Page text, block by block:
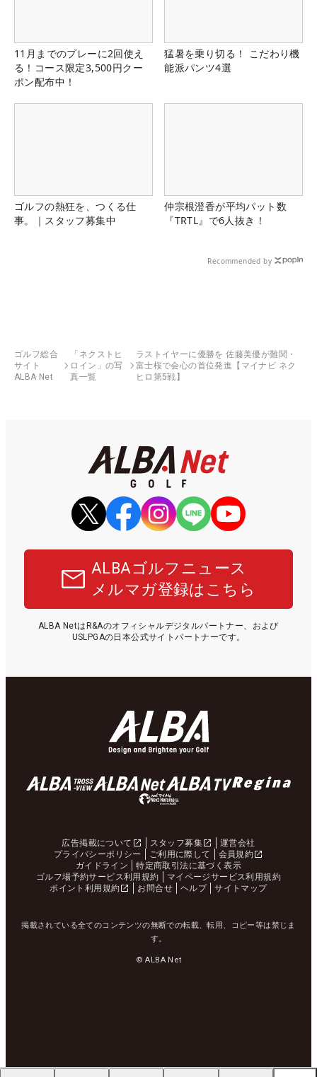
11月までのプレーに2回使え
る！コース限定3,500円クー
ポン配布中！
猛暑を乗り切る！ こだわり機
能派パンツ4選
ゴルフの熱狂を、つくる仕
事。｜スタッフ募集中
仲宗根澄香が平均パット数
『TRTL』で6人抜き！
Recommended by
ゴルフ総合
サイト
ALBA Net
「ネクストヒ
ロイン」の写
真一覧
ラストイヤーに優勝を 佐藤美優が難関・
富士桜で会心の首位発進【マイナビ ネク
ヒロ第5戦】
ALBAゴルフニュース
メルマガ登録はこちら
ALBA NetはR&Aのオフィシャルデジタルパートナー、および
USLPGAの日本公式サイトパートナーです。
広告掲載について スタッフ募集
運営会社
プライバシーポリシー
ご利用に際して
会員規約
ガイドライン
特定商取引法に基づく表示
ゴルフ場予約サービス利用規約
マイページサービス利用規約
ポイント利用規約
お問合せ ヘルプ サイトマップ
掲載されている全てのコンテンツの無断での転載、転用、コピー等は禁じま
す。
© ALBA Net